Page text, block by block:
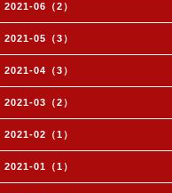
2021-06（2）
2021-05（3）
2021-04（3）
2021-03（2）
2021-02（1）
2021-01（1）